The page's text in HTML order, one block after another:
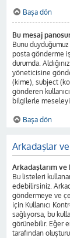
Başa dön
Bu mesaj
Bunu
posta gönderme
durumda.
yöneticisine
(kime), subject
gönderen
bilgilerle
Başa dön
Arkadaşlar
Arkadaşlarım
Bu listeleri
edebilirsiniz.
göndermeye ve
için Kullanıcı
sağlıyorsa, bu
görünebilir. Eğer
tarafından